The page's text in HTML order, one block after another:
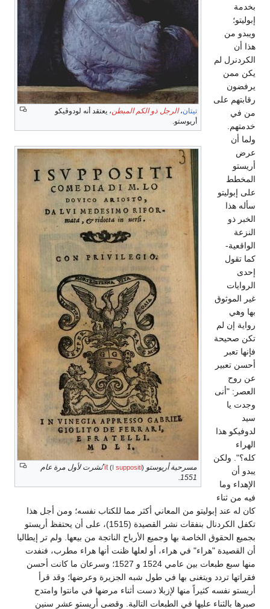
تيتان،الرجل ذو الكم المبطن، يعتقد أنه لودوڤيكو
أريوستو.
مسرحية أريوستو it(I suppositi)
نُشرت لأول مرة عام
1551.
بخدمة
إبوليتو؛
ويبدو من
هذا أن
الكردنرل لم
يكن ممن
يرفضون
رقابتهم على
من في
خدمتهم.
ولما أن
عرض
أريستو
المخطط
على إبوليتو
سأله هذا
الخبر ذو
النزعة
الواقعية-
كما تقول
إحدى
الروايات
غير الموثوق
بها وهي
رواية إن لم
تكن صحيحة
فإنها تعبر
أحسن تعبير
عن روح
العصر: "أنى
وجدت يا
سيد
لدوفيكو هذا
الهراء
كله؟". ولكن
يبدو أن
الإهداء وما
فيه من ثناء
كان له عند إبوليتو من المعاني أكثر مما للكتاب نفسه؛ ومن أجل هذا
تكفل الكردنال بنفقات نشر القصيدة (1515)، على أن يحتفظ أريستو
بجميع الحقوق الخاصة بها وجميع الأرباح الناتجة من بيعها. ولم تر إيطاليا
أن القصيدة "هراء" في هراء، أو لعلها ظنت أنها هراء مطرب، فنفدت
منها سبع طبعات بين عامي 1524 و 1527؛ وسرعان ما كانت أحسن
فقراتها تردد ويتغنى بها في طول شبه الجزيرة وعرضها؛ وقد قرأ
أريستو نفسه كثيراً منها لإزبلا دست أثناء مرضها في مانتوا وامتدح
صبرها بالثناء عليها في الطبعات التالية. وقضى أريستو عشر سنين